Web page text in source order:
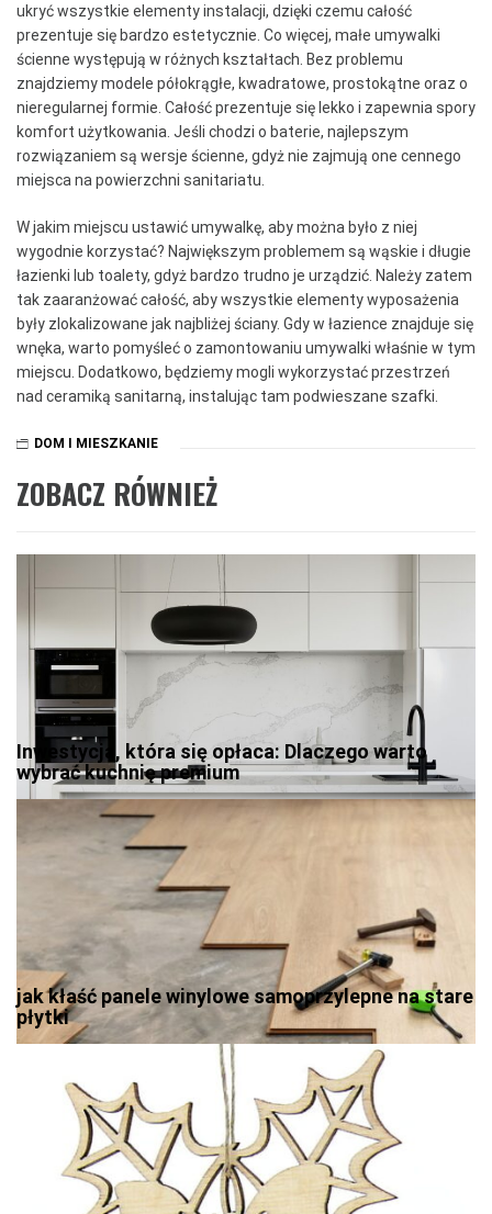
ukryć wszystkie elementy instalacji, dzięki czemu całość
prezentuje się bardzo estetycznie. Co więcej, małe umywalki
ścienne występują w różnych kształtach. Bez problemu
znajdziemy modele półokrągłe, kwadratowe, prostokątne oraz o
nieregularnej formie. Całość prezentuje się lekko i zapewnia spory
komfort użytkowania. Jeśli chodzi o baterie, najlepszym
rozwiązaniem są wersje ścienne, gdyż nie zajmują one cennego
miejsca na powierzchni sanitariatu.
W jakim miejscu ustawić umywalkę, aby można było z niej
wygodnie korzystać? Największym problemem są wąskie i długie
łazienki lub toalety, gdyż bardzo trudno je urządzić. Należy zatem
tak zaaranżować całość, aby wszystkie elementy wyposażenia
były zlokalizowane jak najbliżej ściany. Gdy w łazience znajduje się
wnęka, warto pomyśleć o zamontowaniu umywalki właśnie w tym
miejscu. Dodatkowo, będziemy mogli wykorzystać przestrzeń
nad ceramiką sanitarną, instalując tam podwieszane szafki.
DOM I MIESZKANIE
ZOBACZ RÓWNIEŻ
Inwestycja, która się opłaca: Dlaczego warto
wybrać kuchnię premium
jak kłaść panele winylowe samoprzylepne na stare
płytki